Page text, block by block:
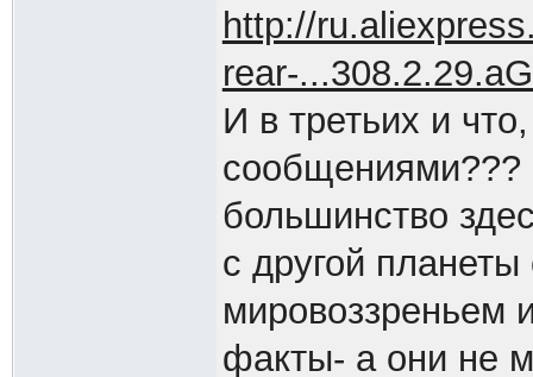
http://
rear-
И в третьих и
сообщениями???
большинство
с другой
мировоззреньем
факты- а они не